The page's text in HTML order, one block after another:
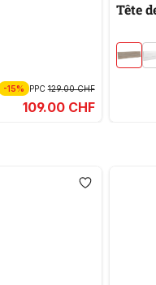
-15% PPC129.00 CHF
109.00 CHF
Tête